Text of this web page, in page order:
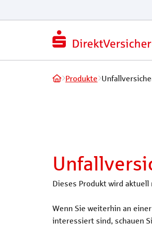
Produkte
Dieses Produkt wird aktuell
Wenn Sie weiterhin an
interessiert sind, schauen